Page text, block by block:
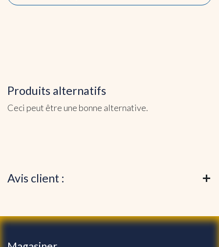
Produits alternatifs
Ceci peut être une bonne alternative.
Avis client :